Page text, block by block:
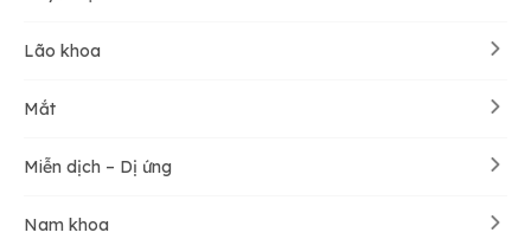
Lão khoa
Mắt
Miễn dịch – Dị ứng
Nam khoa